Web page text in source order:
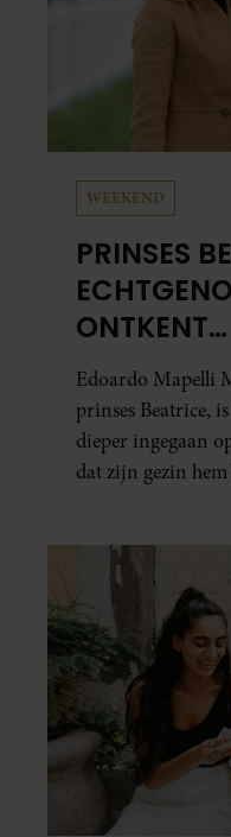
WEEKEND
PRINSES
ONTKENT
Edoardo Mapelli
prinses Beatrice,
dieper ingegaan
dat zijn gezin